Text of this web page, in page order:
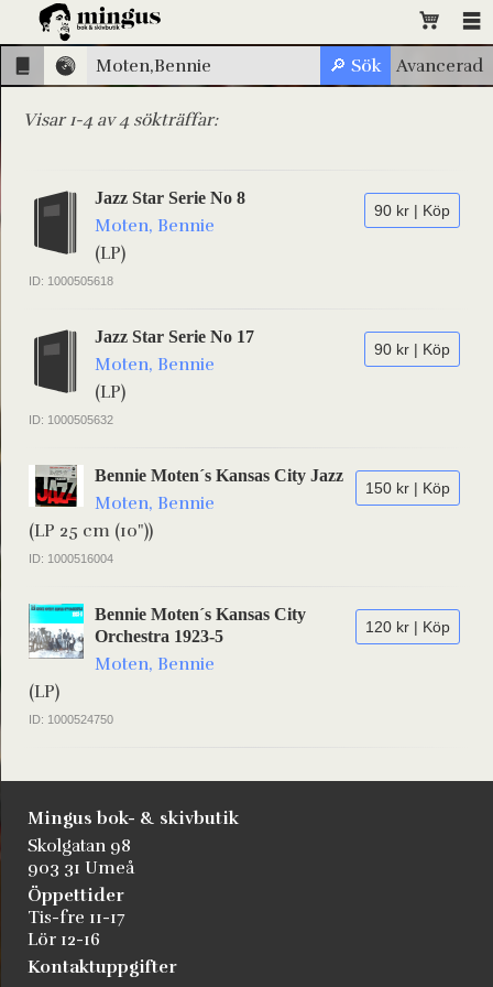
Visar 1-4 av 4 sökträffar:
90 kr | Köp
Jazz Star Serie No 8
Moten, Bennie
(LP)
ID: 1000505618
90 kr | Köp
Jazz Star Serie No 17
Moten, Bennie
(LP)
ID: 1000505632
150 kr | Köp
Bennie Moten´s Kansas City Jazz
Moten, Bennie
(LP 25 cm (10"))
ID: 1000516004
120 kr | Köp
Bennie Moten´s Kansas City
Orchestra 1923-5
Moten, Bennie
(LP)
ID: 1000524750
Mingus bok- & skivbutik
Skolgatan 98
903 31 Umeå
Öppettider
Tis-fre 11-17
Lör 12-16
Kontaktuppgifter